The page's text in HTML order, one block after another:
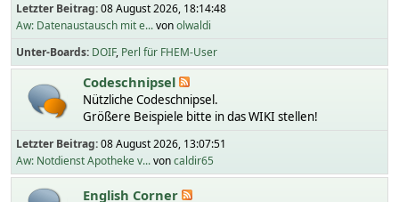
Letzter Beitrag:08 August 2026, 18:14:48
Aw: Datenaustausch mit e...vonolwaldi
Unter-Boards DOIF Perl für FHEM-User
Codeschnipsel
Nützliche Codeschnipsel.
Größere Beispiele bitte in das WIKI stellen!
Letzter Beitrag:08 August 2026, 13:07:51
Aw: Notdienst Apotheke v...voncaldir65
English Corner